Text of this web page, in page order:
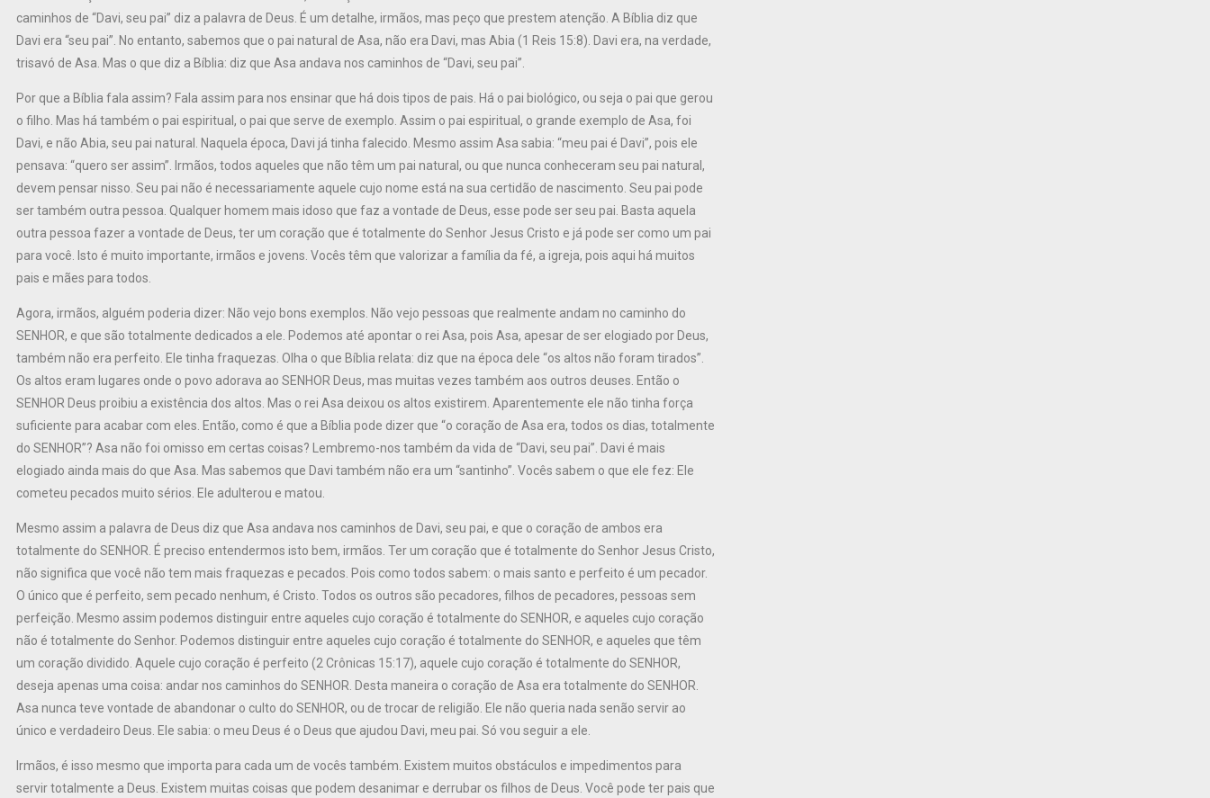
caminhos de “Davi, seu pai” diz a palavra de Deus. É um detalhe, irmãos, mas peço que prestem atenção. A Bíblia diz que
Davi era “seu pai”. No entanto, sabemos que o pai natural de Asa, não era Davi, mas Abia (1 Reis 15:8). Davi era, na verdade,
trisavó de Asa. Mas o que diz a Bíblia: diz que Asa andava nos caminhos de “Davi, seu pai”.
Por que a Bíblia fala assim? Fala assim para nos ensinar que há dois tipos de pais. Há o pai biológico, ou seja o pai que gerou
o filho. Mas há também o pai espiritual, o pai que serve de exemplo. Assim o pai espiritual, o grande exemplo de Asa, foi
Davi, e não Abia, seu pai natural. Naquela época, Davi já tinha falecido. Mesmo assim Asa sabia: “meu pai é Davi”, pois ele
pensava: “quero ser assim”. Irmãos, todos aqueles que não têm um pai natural, ou que nunca conheceram seu pai natural,
devem pensar nisso. Seu pai não é necessariamente aquele cujo nome está na sua certidão de nascimento. Seu pai pode
ser também outra pessoa. Qualquer homem mais idoso que faz a vontade de Deus, esse pode ser seu pai. Basta aquela
outra pessoa fazer a vontade de Deus, ter um coração que é totalmente do Senhor Jesus Cristo e já pode ser como um pai
para você. Isto é muito importante, irmãos e jovens. Vocês têm que valorizar a família da fé, a igreja, pois aqui há muitos
pais e mães para todos.
Agora, irmãos, alguém poderia dizer: Não vejo bons exemplos. Não vejo pessoas que realmente andam no caminho do
SENHOR, e que são totalmente dedicados a ele. Podemos até apontar o rei Asa, pois Asa, apesar de ser elogiado por Deus,
também não era perfeito. Ele tinha fraquezas. Olha o que Bíblia relata: diz que na época dele “os altos não foram tirados”.
Os altos eram lugares onde o povo adorava ao SENHOR Deus, mas muitas vezes também aos outros deuses. Então o
SENHOR Deus proibiu a existência dos altos. Mas o rei Asa deixou os altos existirem. Aparentemente ele não tinha força
suficiente para acabar com eles. Então, como é que a Bíblia pode dizer que “o coração de Asa era, todos os dias, totalmente
do SENHOR”? Asa não foi omisso em certas coisas? Lembremo-nos também da vida de “Davi, seu pai”. Davi é mais
elogiado ainda mais do que Asa. Mas sabemos que Davi também não era um “santinho”. Vocês sabem o que ele fez: Ele
cometeu pecados muito sérios. Ele adulterou e matou.
Mesmo assim a palavra de Deus diz que Asa andava nos caminhos de Davi, seu pai, e que o coração de ambos era
totalmente do SENHOR. É preciso entendermos isto bem, irmãos. Ter um coração que é totalmente do Senhor Jesus Cristo,
não significa que você não tem mais fraquezas e pecados. Pois como todos sabem: o mais santo e perfeito é um pecador.
O único que é perfeito, sem pecado nenhum, é Cristo. Todos os outros são pecadores, filhos de pecadores, pessoas sem
perfeição. Mesmo assim podemos distinguir entre aqueles cujo coração é totalmente do SENHOR, e aqueles cujo coração
não é totalmente do Senhor. Podemos distinguir entre aqueles cujo coração é totalmente do SENHOR, e aqueles que têm
um coração dividido. Aquele cujo coração é perfeito (2 Crônicas 15:17), aquele cujo coração é totalmente do SENHOR,
deseja apenas uma coisa: andar nos caminhos do SENHOR. Desta maneira o coração de Asa era totalmente do SENHOR.
Asa nunca teve vontade de abandonar o culto do SENHOR, ou de trocar de religião. Ele não queria nada senão servir ao
único e verdadeiro Deus. Ele sabia: o meu Deus é o Deus que ajudou Davi, meu pai. Só vou seguir a ele.
Irmãos, é isso mesmo que importa para cada um de vocês também. Existem muitos obstáculos e impedimentos para
servir totalmente a Deus. Existem muitas coisas que podem desanimar e derrubar os filhos de Deus. Você pode ter pais que